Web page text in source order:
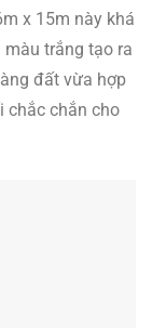
x 15m này khá
trắng tạo ra
đất vừa hợp
chắc chắn cho